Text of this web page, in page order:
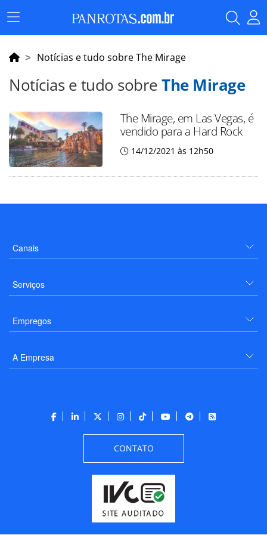
Menu
Principal
Notícias e tudo sobre The Mirage
Notícias e tudo sobreThe Mirage
The Mirage, em Las Vegas, é
vendido para a Hard Rock
14/12/2021 às 12h50
Canais
Serviços
Empregos
A Empresa
CONTATO